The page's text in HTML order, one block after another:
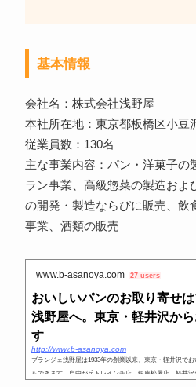
基本情報
会社名：株式会社浅野屋
本社所在地：東京都板橋区小豆
従業員数：130名
主な事業内容：パン・洋菓子の
ラン事業、高級惣菜の製造およ
の開発・製造ならびに販売、飲
事業、酒類の販売
www.b-asanoya.com 27 users
おいしいパンのお取り寄せ
浅野屋へ。東京・軽井沢か
す
http://www.b-asanoya.com
ブランジェ浅野屋は1933年の創業以来、東京・軽井沢で
もできます。自由が丘トレインチ店、銀座松屋店、軽井沢